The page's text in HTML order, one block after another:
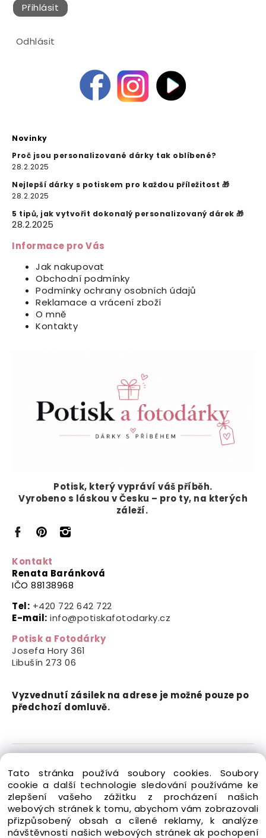
Přihlásit
Odhlásit
Novinky
Proč jsou personalizované dárky tak oblíbené?
28.2.2025
Nejlepší dárky s potiskem pro každou příležitost 🎁
28.2.2025
5 tipů, jak vytvořit dokonalý personalizovaný dárek 🎁
28.2.2025
Informace pro Vás
Jak nakupovat
Obchodní podmínky
Podmínky ochrany osobních údajů
Reklamace a vrácení zboží
O mně
Kontakty
Potisk, který vyprávíváš příběh.
Vyrobeno s láskou v Česku – pro ty, na kterých
záleží.
Kontakt
Renata Baránková
IČO 88138968
Tel: +420 722 642 722
E-mail: info@potiskafotodarky.cz
Potisk a Fotodárky
Josefa Hory 361
Libušín 273 06
Vyzvednutí zásilek na adrese je možné pouze po
předchozí domluvě.
práva vyhrazena.
Tato stránka používá soubory cookies. Soubory
cookie a další technologie sledování používáme ke
zlepšení vašeho zážitku z procházení našich
webových stránek k tomu, abychom vám zobrazovali
přizpůsobený obsah a cílené reklamy, k analýze
návštěvnosti našich webových stránek ak pochopení